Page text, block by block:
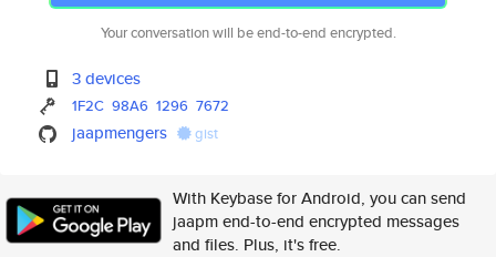
Your conversation will be end-to-end encrypted.
3 devices
1F2C 98A6 1296 7672
jaapmengers gist
With Keybase for Android, you can send
jaapm end-to-end encrypted messages
and files. Plus, it's free.